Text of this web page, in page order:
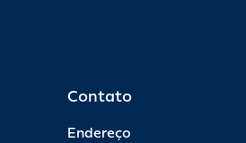
Contato
Endereço